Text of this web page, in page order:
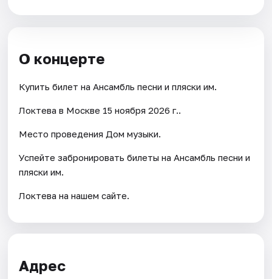
О концерте
Купить билет на Ансамбль песни и пляски им.
Локтева в Москве 15 ноября 2026 г..
Место проведения Дом музыки.
Успейте забронировать билеты на Ансамбль песни и
пляски им.
Локтева на нашем сайте.
Адрес